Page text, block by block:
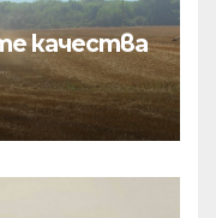
качества